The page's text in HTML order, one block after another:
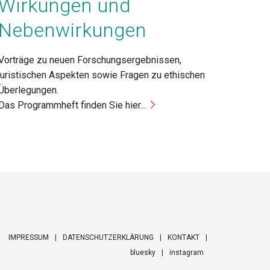
und
Nebenwirkungen
zu neuen Forschungsergebnissen,
Aspekten sowie Fragen zu ethischen
Programmheft finden Sie hier...
IMPRESSUM DATENSCHUTZERKLÄRUNG
KONTAKT
bluesky
instagram